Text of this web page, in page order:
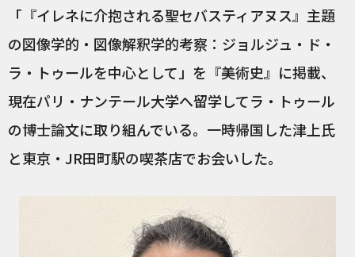
「『イレネに介抱される聖セバスティアヌス』主題
の図像学的・図像解釈学的考察：ジョルジュ・ド・
ラ・トゥールを中心として」を『美術史』に掲載、
現在パリ・ナンテール大学へ留学してラ・トゥール
の博士論文に取り組んでいる。一時帰国した津上氏
と東京・JR田町駅の喫茶店でお会いした。